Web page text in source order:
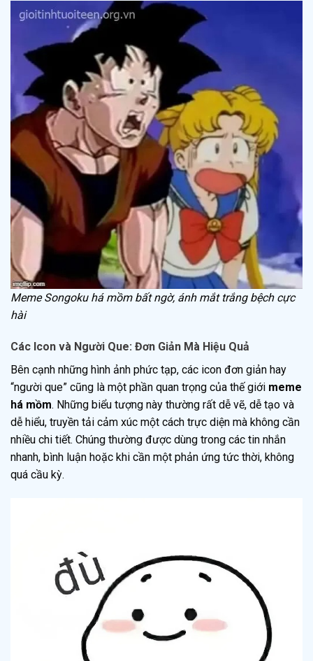
Meme Songoku há mồm bất ngờ, ánh mắt trắng bệch cực
hài
Các Icon và Người Que: Đơn Giản Mà Hiệu Quả
Bên cạnh những hình ảnh phức tạp, các icon đơn giản hay
“người que” cũng là một phần quan trọng của thế giới meme
há mồm. Những biểu tượng này thường rất dễ vẽ, dễ tạo và
dễ hiểu, truyền tải cảm xúc một cách trực diện mà không cần
nhiều chi tiết. Chúng thường được dùng trong các tin nhắn
nhanh, bình luận hoặc khi cần một phản ứng tức thời, không
quá cầu kỳ.